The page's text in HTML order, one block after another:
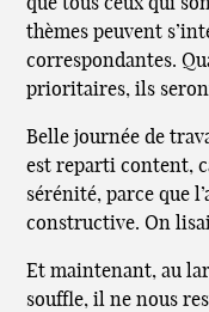
thèmes peuvent
correspondantes.
prioritaires, ils
Belle journée de
est reparti content,
sérénité, parce que
constructive. On
Et maintenant, au
souffle, il ne nous